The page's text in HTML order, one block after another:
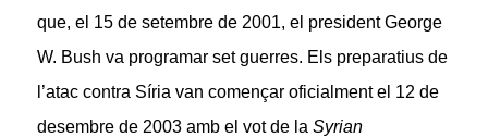
que, el 15 de setembre de 2001, el president George
W. Bush va programar set guerres. Els preparatius de
l’atac contra Síria van començar oficialment el 12 de
desembre de 2003 amb el vot de la Syrian